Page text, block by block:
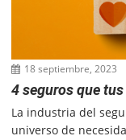
18 septiembre, 2023
4 seguros que
La industria del
universo de